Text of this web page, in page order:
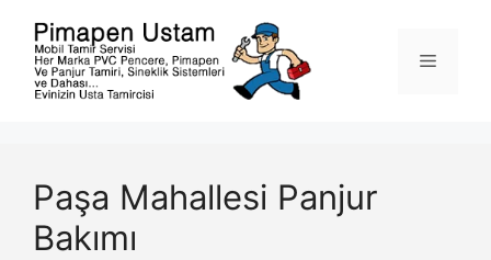
Menü
Paşa Mahallesi Panjur
Bakımı